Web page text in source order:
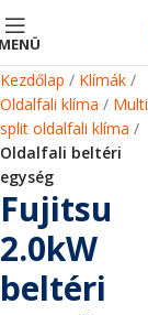
Kezdőlap
Klímák
Oldalfali klíma
Multi
split oldalfali klíma
Oldalfali beltéri
egység
Fujitsu
2.0kW
beltéri